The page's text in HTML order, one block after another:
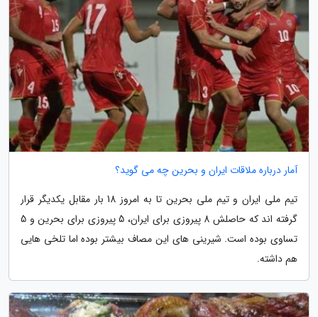
آمار درباره ملاقات ایران و بحرین چه می گوید؟
تیم ملی ایران و تیم ملی بحرین تا به امروز 18 بار مقابل یکدیگر قرار
گرفته اند که حاصلش 8 پیروزی برای ایران، 5 پیروزی برای بحرین و 5
تساوی بوده است. شیرینی های این مصاف بیشتر بوده اما تلخی هایی
هم داشته.